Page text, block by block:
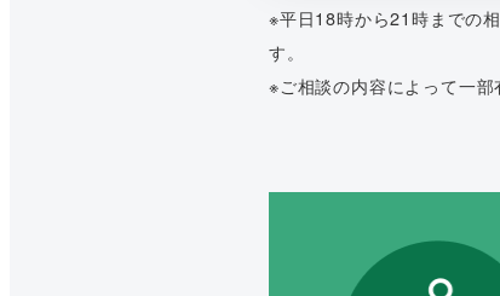
※平日18時から21時までの
す。
※ご相談の内容によって一